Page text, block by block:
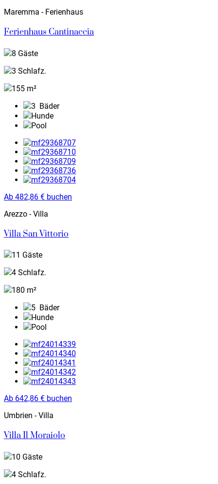
Maremma - Ferienhaus
Ferienhaus Cantinaccia
8 Gäste
3 Schlafz.
155 m²
3 Bäder
Hunde
Pool
Ab 482,86 € buchen
Arezzo - Villa
Villa San Vittorio
11 Gäste
4 Schlafz.
180 m²
5 Bäder
Hunde
Pool
Ab 642,86 € buchen
Umbrien - Villa
Villa Il Moraiolo
10 Gäste
4 Schlafz.